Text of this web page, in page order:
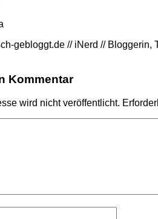
gebloggt.de // iNerd //
Kommentar
wird nicht veröffentlicht.